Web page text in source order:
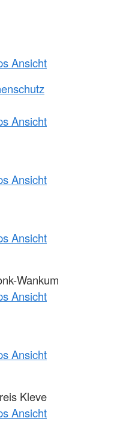
Ansicht
Ansicht
Ansicht
Ansicht
Wankum
Ansicht
Ansicht
Kleve
Ansicht